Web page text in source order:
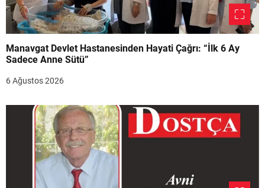
Manavgat Devlet Hastanesinden Hayati Çağrı: “İlk 6 Ay
Sadece Anne Sütü”
6 Ağustos 2026